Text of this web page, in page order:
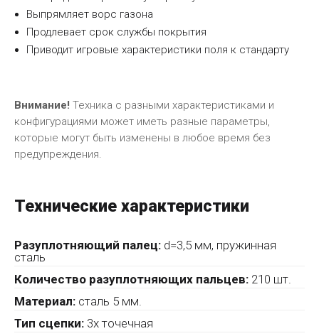
Выпрямляет ворс газона
Продлевает срок службы покрытия
Приводит игровые характеристики поля к стандарту
Внимание! Техника с разными характеристиками и
конфигурациями может иметь разные параметры,
которые могут быть изменены в любое время без
предупреждения.
Технические характеристики
Разуплотняющий палец: d=3,5 мм, пружинная
сталь
Количество разуплотняющих пальцев: 210 шт.
Материал: сталь 5 мм.
Тип сцепки: 3х точечная